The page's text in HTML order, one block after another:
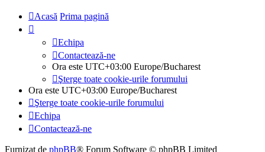
Acasă Prima pagină
Echipa
Contactează-ne
Ora este UTC+03:00 Europe/Bucharest
Şterge toate cookie-urile forumului
Ora este UTC+03:00 Europe/Bucharest
Şterge toate cookie-urile forumului
Echipa
Contactează-ne
Furnizat de phpBB® Forum Software © phpBB Limited